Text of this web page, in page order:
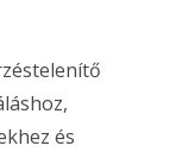
és